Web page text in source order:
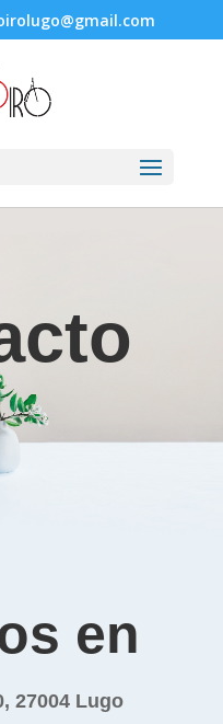
en
27004 Lugo